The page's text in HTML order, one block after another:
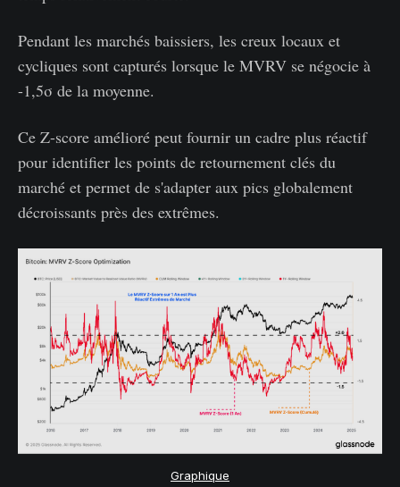
Pendant les marchés baissiers, les creux locaux et
cycliques sont capturés lorsque le MVRV se négocie à
-1,5σ de la moyenne.
Ce Z-score amélioré peut fournir un cadre plus réactif
pour identifier les points de retournement clés du
marché et permet de s'adapter aux pics globalement
décroissants près des extrêmes.
Graphique